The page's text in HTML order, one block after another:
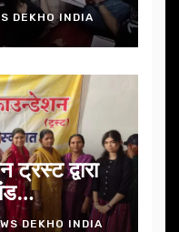
DEKHO INDIA
द्वारा
DEKHO INDIA